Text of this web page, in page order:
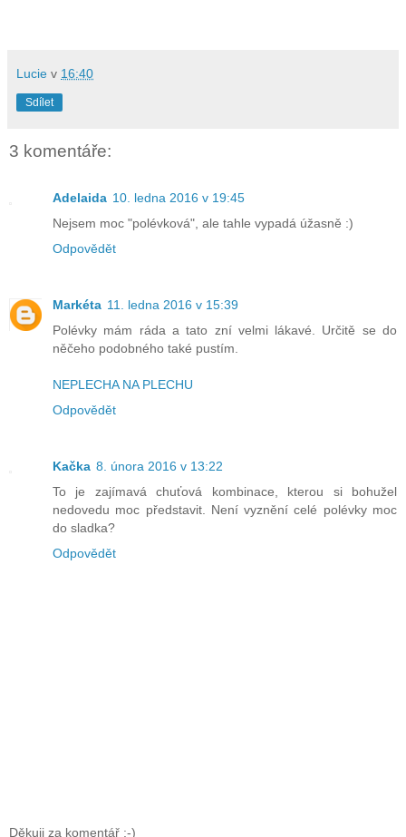
Lucie v 16:40
Sdílet
3 komentáře:
Adelaida 10. ledna 2016 v 19:45
Nejsem moc "polévková", ale tahle vypadá úžasně :)
Odpovědět
Markéta 11. ledna 2016 v 15:39
Polévky mám ráda a tato zní velmi lákavé. Určitě se do
něčeho podobného také pustím.
NEPLECHA NA PLECHU
Odpovědět
Kačka 8. února 2016 v 13:22
To je zajímavá chuťová kombinace, kterou si bohužel
nedovedu moc představit. Není vyznění celé polévky moc
do sladka?
Odpovědět
Děkuji za komentář :-)